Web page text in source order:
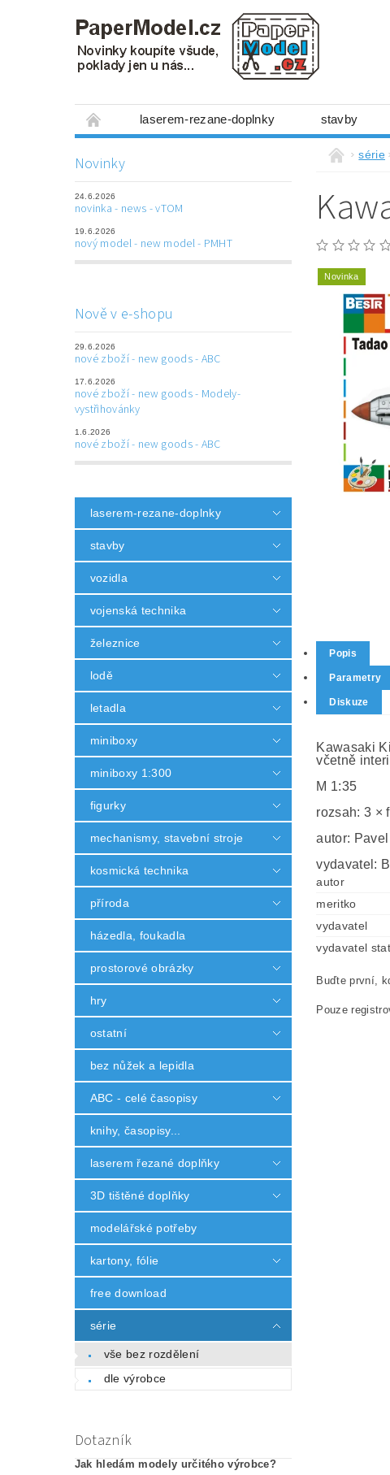
laserem-rezane-doplnky stavby
laserem řezané doplňky 3D tištěné doplňky
Napište nám Obchodní podmínky
Novinky
24.6.2026
novinka - news - vTOM
19.6.2026
nový model - new model - PMHT
Nově v e-shopu
29.6.2026
nové zboží - new goods - ABC
17.6.2026
nové zboží - new goods - Modely-
vystřihovánky
1.6.2026
nové zboží - new goods - ABC
laserem-rezane-doplnky
stavby
vozidla
vojenská technika
železnice
lodě
letadla
miniboxy
miniboxy 1:300
figurky
mechanismy, stavební stroje
kosmická technika
příroda
házedla, foukadla
prostorové obrázky
hry
ostatní
bez nůžek a lepidla
ABC - celé časopisy
knihy, časopisy...
laserem řezané doplňky
3D tištěné doplňky
modelářské potřeby
kartony, fólie
free download
série
vše bez rozdělení
dle výrobce
Dotazník
Jak hledám modely určitého výrobce?
série
Novinka
Popis
Parametry
Diskuze
Kawasaki
včetně
M 1:35
rozsah: 3 ×
autor:
vydavatel:
autor
meritko
vydavatel
vydavatel stat
Buďte první,
Pouze